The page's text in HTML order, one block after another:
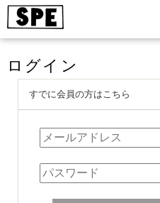
ログイン
すでに会員の方はこちら